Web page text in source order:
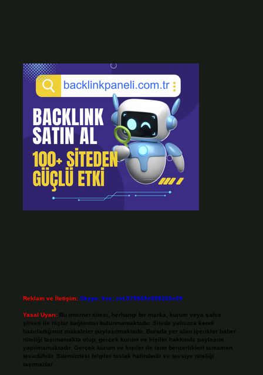
Reklam ve İletişim: Skype: live:.cid.575569c608265c69
Yasal Uyarı: Bu internet sitesi, herhangi bir marka, kurum veya şahıs
şirketi ile hiçbir bağlantısı bulunmamaktadır. Sitede yalnızca kendi
hazırladığımız makaleler paylaşılmaktadır. Burada yer alan içerikler haber
niteliği taşımamakta olup, gerçek kurum ve kişiler hakkında paylaşım
yapılmamaktadır. Gerçek kurum ve kişiler ile isim benzerlikleri tamamen
tesadüfidir. Sitemizdeki bilgiler taslak halindedir ve tavsiye niteliği
taşımazlar.